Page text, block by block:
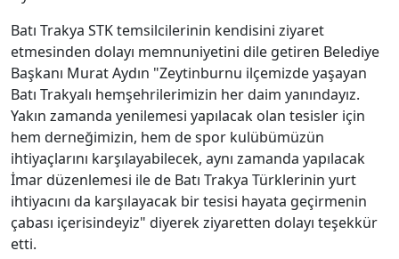
Batı Trakya STK temsilcilerinin kendisini ziyaret
etmesinden dolayı memnuniyetini dile getiren Belediye
Başkanı Murat Aydın "Zeytinburnu ilçemizde yaşayan
Batı Trakyalı hemşehrilerimizin her daim yanındayız.
Yakın zamanda yenilemesi yapılacak olan tesisler için
hem derneğimizin, hem de spor kulübümüzün
ihtiyaçlarını karşılayabilecek, aynı zamanda yapılacak
İmar düzenlemesi ile de Batı Trakya Türklerinin yurt
ihtiyacını da karşılayacak bir tesisi hayata geçirmenin
çabası içerisindeyiz" diyerek ziyaretten dolayı teşekkür
etti.